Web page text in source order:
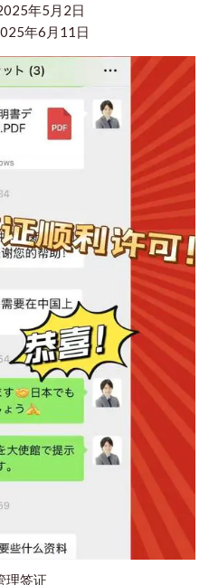
年5月2日
年6月11日
理签证